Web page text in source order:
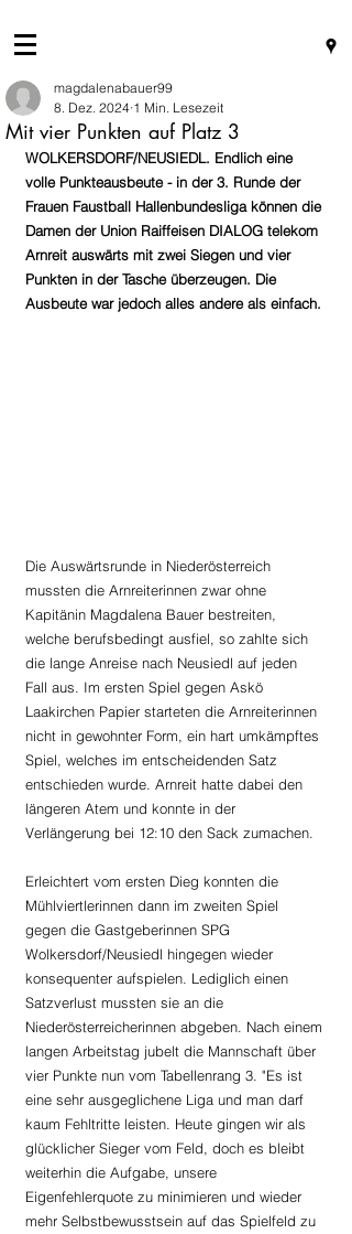
Mit vier Punkten auf Platz 3
magdalenabauer99
8. Dez. 2024 1 Min. Lesezeit
WOLKERSDORF/NEUSIEDL. Endlich eine
volle Punkteausbeute - in der 3. Runde der
Frauen Faustball Hallenbundesliga können die
Damen der Union Raiffeisen DIALOG telekom
Arnreit auswärts mit zwei Siegen und vier
Punkten in der Tasche überzeugen. Die
Ausbeute war jedoch alles andere als einfach.
Die Auswärtsrunde in Niederösterreich
mussten die Arnreiterinnen zwar ohne
Kapitänin Magdalena Bauer bestreiten,
welche berufsbedingt ausfiel, so zahlte sich
die lange Anreise nach Neusiedl auf jeden
Fall aus. Im ersten Spiel gegen Askö
Laakirchen Papier starteten die Arnreiterinnen
nicht in gewohnter Form, ein hart umkämpftes
Spiel, welches im entscheidenden Satz
entschieden wurde. Arnreit hatte dabei den
längeren Atem und konnte in der
Verlängerung bei 12:10 den Sack zumachen.
Erleichtert vom ersten Dieg konnten die
Mühlviertlerinnen dann im zweiten Spiel
gegen die Gastgeberinnen SPG
Wolkersdorf/Neusiedl hingegen wieder
konsequenter aufspielen. Lediglich einen
Satzverlust mussten sie an die
Niederösterreicherinnen abgeben. Nach einem
langen Arbeitstag jubelt die Mannschaft über
vier Punkte nun vom Tabellenrang 3. "Es ist
eine sehr ausgeglichene Liga und man darf
kaum Fehltritte leisten. Heute gingen wir als
glücklicher Sieger vom Feld, doch es bleibt
weiterhin die Aufgabe, unsere
Eigenfehlerquote zu minimieren und wieder
mehr Selbstbewusstsein auf das Spielfeld zu